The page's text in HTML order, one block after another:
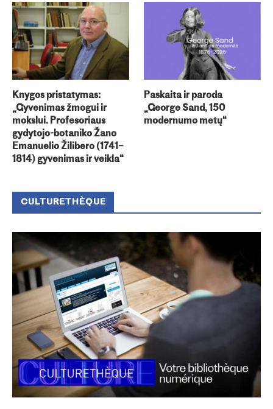
Knygos pristatymas:
„Gyvenimas žmogui ir
mokslui. Profesoriaus
gydytojo-botaniko Žano
Emanuelio Žilibero (1741–
1814) gyvenimas ir veikla“
Paskaita ir paroda
„George Sand, 150
modernumo metų“
CULTURETHÈQUE